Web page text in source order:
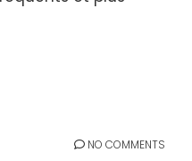
NO COMMENTS